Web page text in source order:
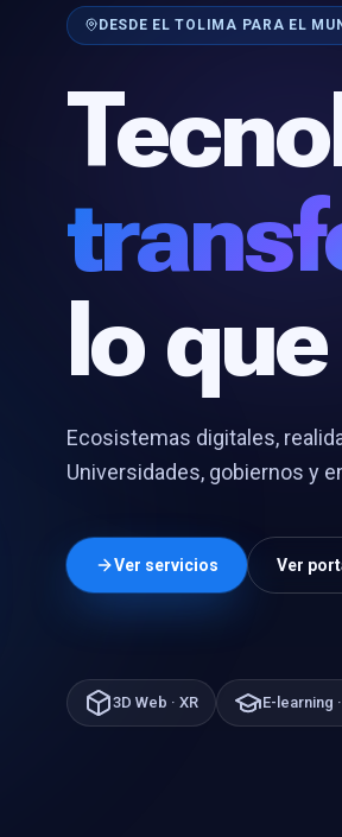
DESDE EL TOLIMA PARA EL
lo
Ecosistemas digitales,
Universidades, gobiernos y
Ver servicios Ver
3D Web · XR E-learning